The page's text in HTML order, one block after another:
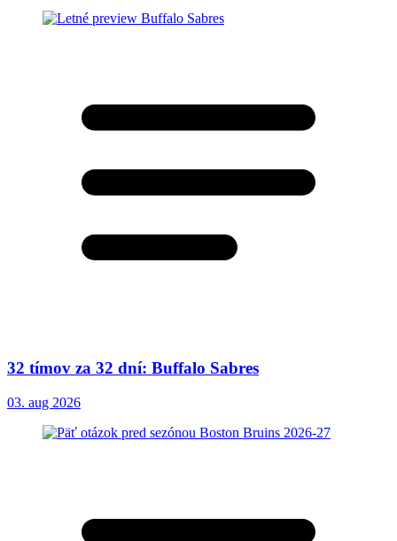
32 tímov za 32 dní: Buffalo Sabres
03. aug 2026